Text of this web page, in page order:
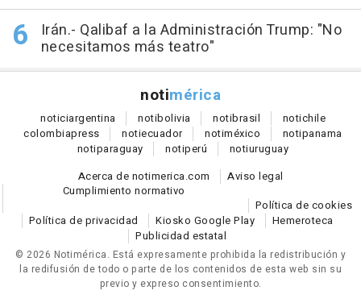
Irán.- Qalibaf a la Administración Trump: "No
necesitamos más teatro"
notimérica
noticiargentina notibolivia notibrasil notichile
colombiapress notiecuador notiméxico notipanama
notiparaguay notiperú notiuruguay
Acerca de notimerica.com
Aviso legal
Cumplimiento normativo
Política de cookies
Política de privacidad
Kiosko Google Play
Hemeroteca
Publicidad estatal
© 2026 Notimérica. Está expresamente prohibida la redistribución y
la redifusión de todo o parte de los contenidos de esta web sin su
previo y expreso consentimiento.